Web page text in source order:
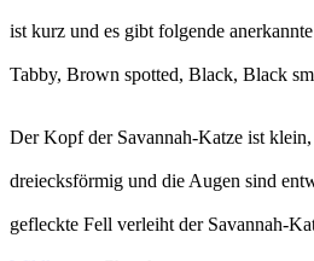
ist kurz und es gibt folgende
Tabby, Brown spotted, Black, Black
Der Kopf der Savannah-Katze ist
dreiecksförmig und die Augen sind
gefleckte Fell verleiht der Savannah-